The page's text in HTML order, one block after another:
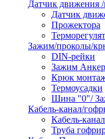
Датчик движения
Датчик
Прожектора
Зажим/проколы/
DIN-рейки
Зажим
Крюк
Термоусадки
Шина "0"/
Кабель-канал/
Кабель-канал
Труба